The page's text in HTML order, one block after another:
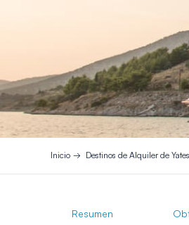
Inicio Destinos de Alquiler de Yates
Resumen